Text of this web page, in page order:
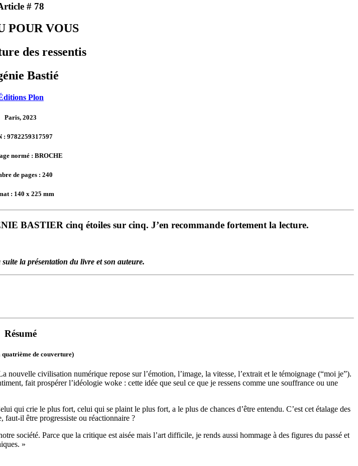
# 78
POUR VOUS
des ressentis
Bastié
Plon
Paris, 2023
: 9782259317597
normé : BROCHE
de pages : 240
: 140 x 225 mm
BASTIER cinq étoiles sur cinq. J’en recommande fortement la lecture.
la présentation du livre et son auteure.
Résumé
quatrième de couverture)
civilisation numérique repose sur l’émotion, l’image, la vitesse, l’extrait et le témoignage (“moi je”).
fait prospérer l’idéologie woke : cette idée que seul ce que je ressens comme une souffrance ou une
qui crie le plus fort, celui qui se plaint le plus fort, a le plus de chances d’être entendu. C’est cet étalage des
faut-il être progressiste ou réactionnaire ?
société. Parce que la critique est aisée mais l’art difficile, je rends aussi hommage à des figures du passé et
»